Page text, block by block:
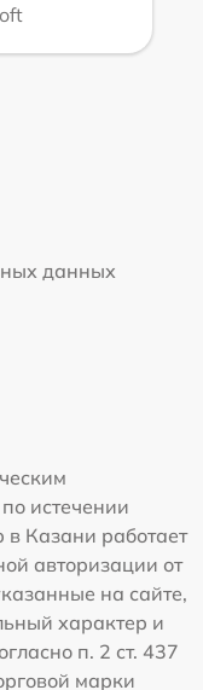
данных
истечении
Казани работает
авторизации от
на сайте,
характер и
п. 2 ст. 437
марки